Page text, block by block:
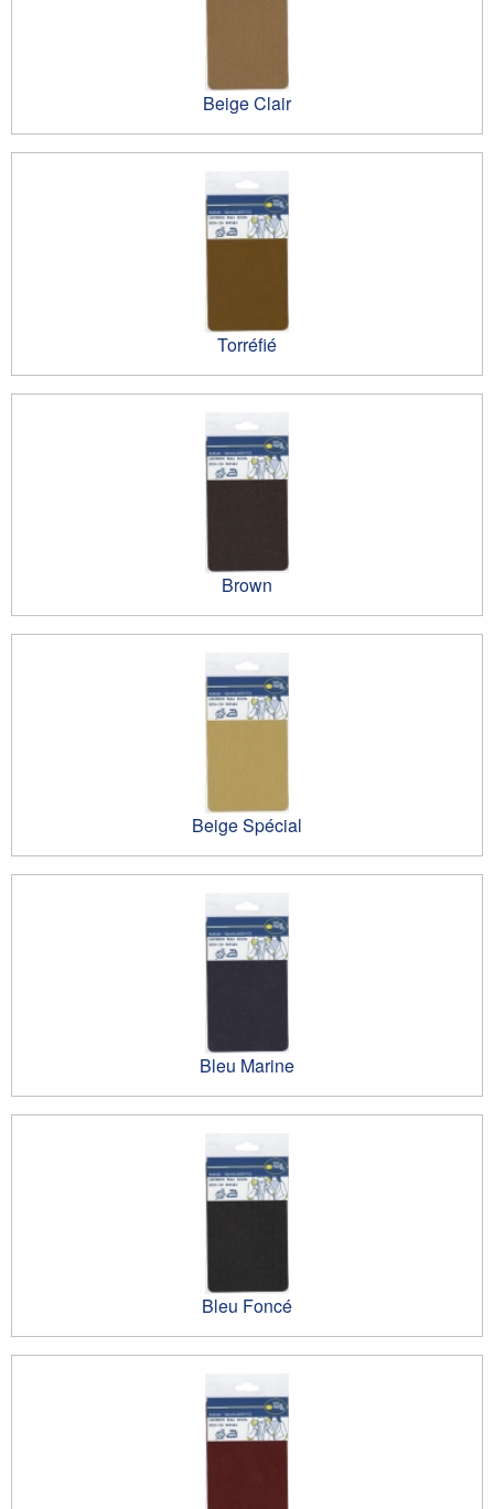
Beige Clair
Torréfié
Brown
Beige Spécial
Bleu Marine
Bleu Foncé